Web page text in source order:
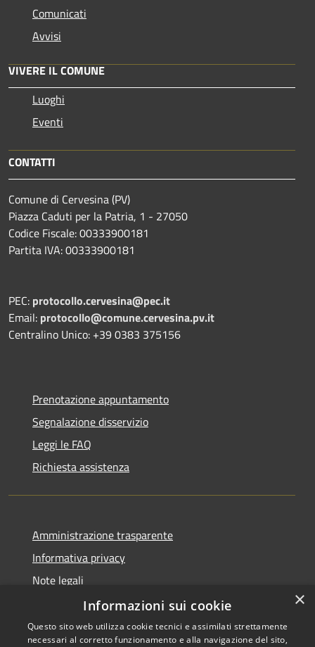
Comunicati
Avvisi
VIVERE IL COMUNE
Luoghi
Eventi
CONTATTI
Comune di Cervesina (PV)
Piazza Caduti per la Patria, 1 - 27050
Codice Fiscale: 00333900181
Partita IVA: 00333900181
PEC: protocollo.cervesina@pec.it
Email: protocollo@comune.cervesina.pv.it
Centralino Unico: +39 0383 375156
Prenotazione appuntamento
Segnalazione disservizio
Leggi le FAQ
Richiesta assistenza
Amministrazione trasparente
Informativa privacy
Note legali
Dichiarazione di accessibilità
×
Informazioni sui cookie
Questo sito web utilizza cookie tecnici e assimilati strettamente
necessari al corretto funzionamento e alla navigazione del sito,